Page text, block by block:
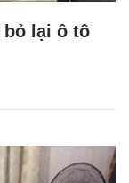
bỏ lại ô tô